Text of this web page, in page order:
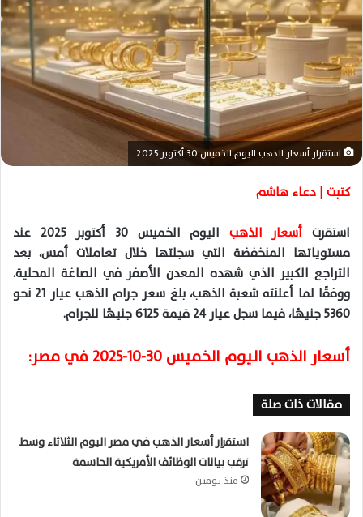
ا
إ
ل
ك
ت
ر
و
ن
ا
استقرار أسعار الذهب اليوم الخميس 30 أكتوبر 2025
كتبت | دعاء هاشم
استقرت أسعار الذهب
اليوم الخميس 30 أكتوبر 2025 عند
مستوياتها المنخفضة التي سجلتها خلال تعاملات أمس، بعد
التراجع الكبير الذي شهده المعدن الأصفر في الصاغة المحلية.
ووفقًا لما أعلنته شعبة الذهب، بلغ سعر جرام الذهب عيار 21 نحو
5360 جنيهًا، فيما سجل عيار 24 قيمة 6125 جنيهًا للجرام.
أسعار الذهب اليوم الخميس 30-10-2025 في مصر:
مقالات ذات صلة
استقرار أسعار الذهب في مصر اليوم الثلاثاء وسط
ترقب بيانات الوظائف الأمريكية الحاسمة
منذ يومين